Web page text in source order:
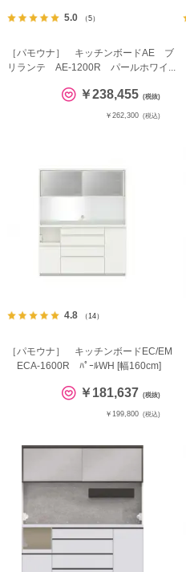
5.0 （5）
［パモウナ］ キッチンボードAE ブ
リランテ AE-1200R パールホワイ...
￥238,455 (税抜)
￥262,300 (税込)
4.8 （14）
［パモウナ］ キッチンボードEC/EM
ECA-1600R ﾊﾟｰﾙWH [幅160cm]
￥181,637 (税抜)
￥199,800 (税込)